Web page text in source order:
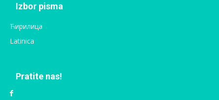
Izbor pisma
Ћирилица
Latinica
Pratite nas!